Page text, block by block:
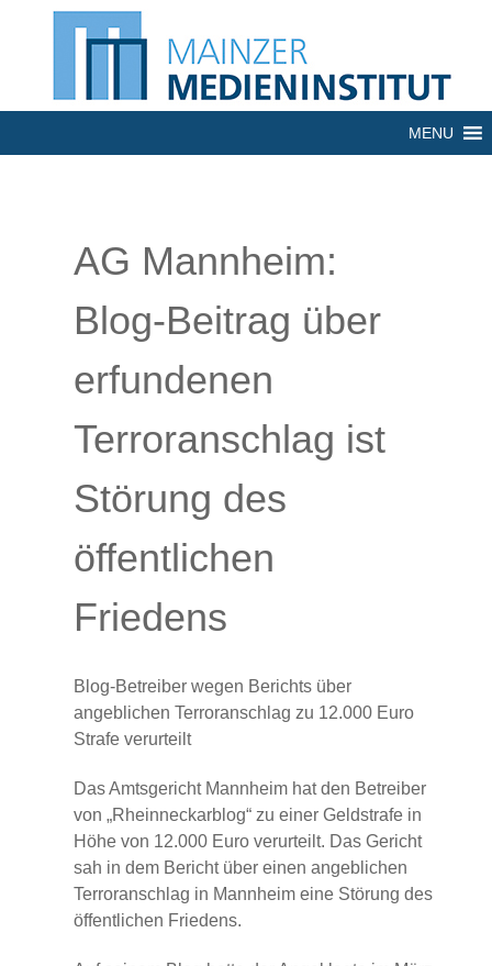
MENU
AG Mannheim:
Blog-Beitrag über
erfundenen
Terroranschlag ist
Störung des
öffentlichen
Friedens
Blog-Betreiber wegen Berichts über
angeblichen Terroranschlag zu 12.000 Euro
Strafe verurteilt
Das Amtsgericht Mannheim hat den Betreiber
von „Rheinneckarblog“ zu einer Geldstrafe in
Höhe von 12.000 Euro verurteilt. Das Gericht
sah in dem Bericht über einen angeblichen
Terroranschlag in Mannheim eine Störung des
öffentlichen Friedens.